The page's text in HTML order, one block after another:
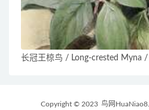
长冠王椋鸟 / Long-crested Myna
Copyright © 2023 鸟网